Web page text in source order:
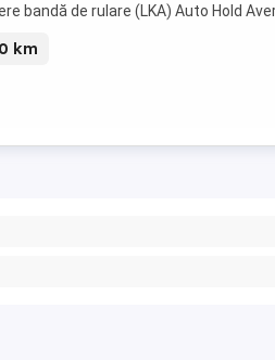
bandă de rulare (LKA) Auto Hold
km